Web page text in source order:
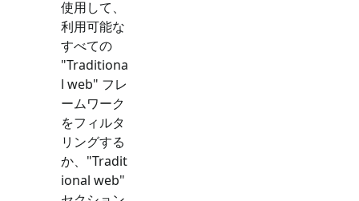
使用して、
利用可能な
すべての
"Traditiona
l web" フレ
ームワーク
をフィルタ
リングする
か、"Tradit
ional web"